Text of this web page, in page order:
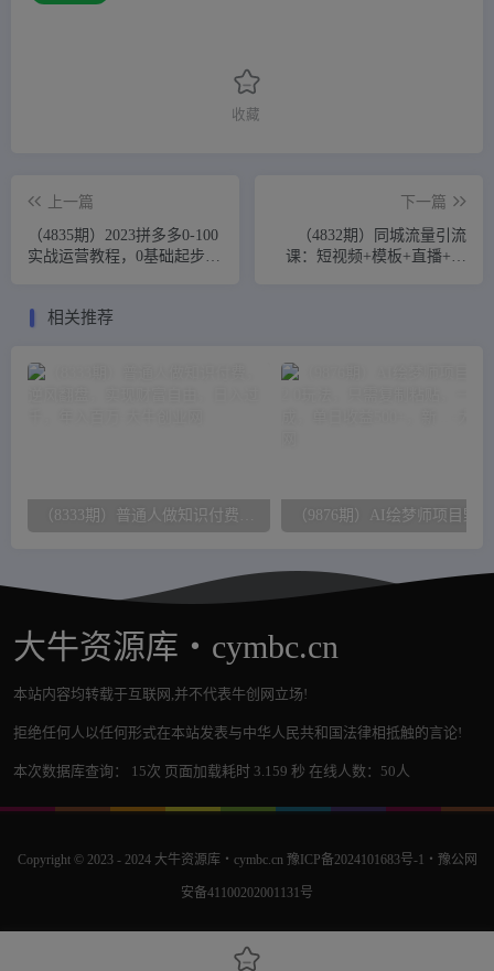
收藏
上一篇
（4835期）2023拼多多0-100
实战运营教程，0基础起步，
下一篇
（4832期）同城流量引流
课：短视频+模板+直播+矩
相关推荐
大牛资源库・cymbc.cn
本站内容均转载于互联网,并不代表牛创网立场!
拒绝任何人以任何形式在本站发表与中华人民共和国法律相抵触的言论!
本次数据库查询： 15次 页面加载耗时 3.159 秒 在线人数：50人
Copyright © 2023 - 2024 大牛资源库・cymbc.cn 豫ICP备2024101683号-1 ・ 豫公网
安备41100202001131号